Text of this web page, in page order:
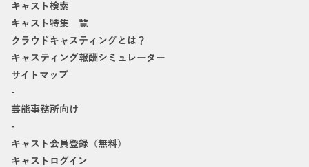
キャスト検索
キャスト特集一覧
クラウドキャスティングとは？
キャスティング報酬シミュレーター
サイトマップ
-
芸能事務所向け
-
キャスト会員登録（無料）
キャストログイン